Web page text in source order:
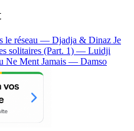
le réseau — Djadja & Dinaz Je
solitaires (Part. 1) — Luidji
Ne Ment Jamais — Damso